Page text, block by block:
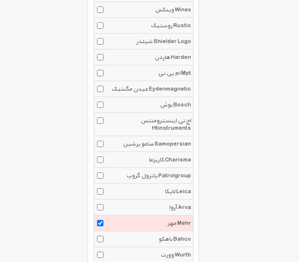
وینکس Winex
روستیک Rustic
شیلدر Shielder Logo
هاردن Harden
ام پی تی Mpt
عیدن مگنتیک Eydenmagnetic
بوش Bosch
اچ تی اینسترومنتس
Htinstruments
صامو پرشین Samopersian
کاریزما Charisma
پاترول گروپ Patrolgroup
لایکا Leica
آروا Arva
مهر Mehr
باهکو Bahco
وورث Wurth